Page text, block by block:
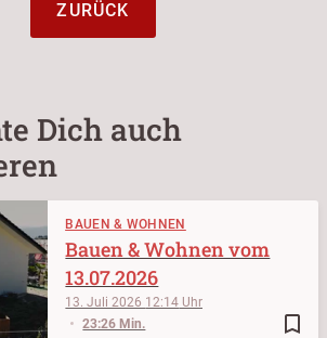
ZURÜCK
Dich auch
BAUEN & WOHNEN
bookmark_border
13. Juli 2026 12:14
23:26 Min.
Bauen & Wohnen vom
13.07.2026